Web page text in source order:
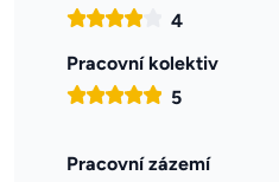
4
Pracovní kolektiv
5
Pracovní zázemí